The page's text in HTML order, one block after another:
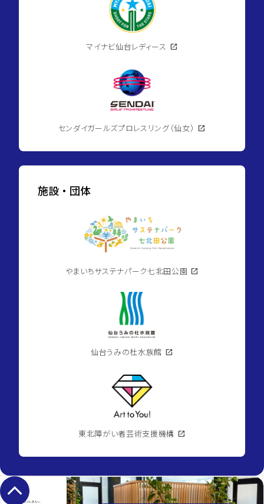
マイナビ仙台レディース open_in_new
センダイガールズプロレスリング（仙女） open_in_new
施設・団体
やまいちサステナパーク七北田公園 open_in_new
仙台うみの杜水族館 open_in_new
東北障がい者芸術支援機構 open_in_new
keyboard_arrow_up